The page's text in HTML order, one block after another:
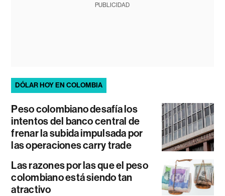
PUBLICIDAD
DÓLAR HOY EN COLOMBIA
Peso colombiano desafía los
intentos del banco central de
frenar la subida impulsada por
las operaciones carry trade
Las razones por las que el peso
colombiano está siendo tan
atractivo